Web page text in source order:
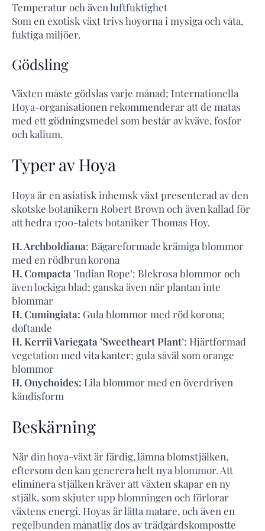
Temperatur och även luftfuktighet
Som en exotisk växt trivs hoyorna i mysiga och våta,
fuktiga miljöer.
Gödsling
Växten måste gödslas varje månad; Internationella
Hoya-organisationen rekommenderar att de matas
med ett gödningsmedel som består av kväve, fosfor
och kalium.
Typer av Hoya
Hoya är en asiatisk inhemsk växt presenterad av den
skotske botanikern Robert Brown och även kallad för
att hedra 1700-talets botaniker Thomas Hoy.
H. Archboldiana: Bägareformade krämiga blommor
med en rödbrun korona
H. Compacta ’Indian Rope’: Blekrosa blommor och
även lockiga blad; ganska även när plantan inte
blommar
H. Cumingiata: Gula blommor med röd korona;
doftande
H. Kerrii Variegata ’Sweetheart Plant’: Hjärtformad
vegetation med vita kanter; gula såväl som orange
blommor
H. Onychoides: Lila blommor med en överdriven
kändisform
Beskärning
När din hoya-växt är färdig, lämna blomstjälken,
eftersom den kan generera helt nya blommor. Att
eliminera stjälken kräver att växten skapar en ny
stjälk, som skjuter upp blomningen och förlorar
växtens energi. Hoyas är lätta matare, och även en
regelbunden månatlig dos av trädgårdskompostte